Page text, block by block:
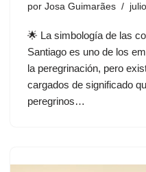
por Josa Guimarães
🌟 La simbología de las
Santiago es uno de los
la peregrinación, pero
cargados de significado
peregrinos…